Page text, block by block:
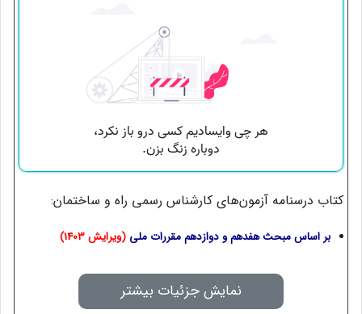
کتاب درسنامه آزمون‌های کارشناس رسمی راه و ساختمان:
بر اساس مبحث هفدهم و دوازدهم مقررات ملی (ویرایش 1403)
نمایش جزئیات بیشتر